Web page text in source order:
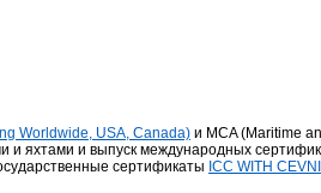
Worldwide, USA, Canada) и MCA (Maritime
и яхтами и выпуск международных
сертификаты ICC WITH CEVNI